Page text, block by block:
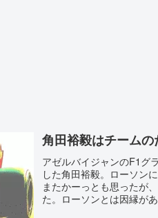
角田裕毅はチーム
アゼルバイジャンのF1グ
した角田裕毅。ローソン
またかーっとも思ったが
た。ローソンとは因縁が